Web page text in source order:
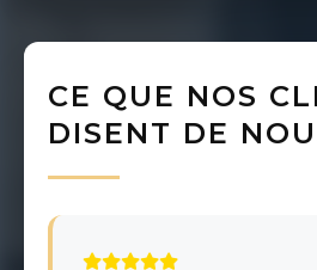
CE QUE NOS
DISENT DE